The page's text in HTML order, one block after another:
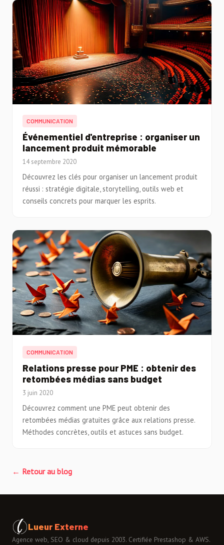
COMMUNICATION
Événementiel d'entreprise : organiser un
lancement produit mémorable
14 septembre 2020
Découvrez les clés pour organiser un lancement produit
réussi : stratégie digitale, storytelling, outils web et
conseils concrets pour marquer les esprits.
COMMUNICATION
Relations presse pour PME : obtenir des
retombées médias sans budget
3 juin 2020
Découvrez comment une PME peut obtenir des
retombées médias gratuites grâce aux relations presse.
Méthodes concrètes, outils et astuces sans budget.
← Retour au blog
Lueur Externe
Agence web, SEO & cloud depuis 2003. Certifiée Prestashop & AWS.